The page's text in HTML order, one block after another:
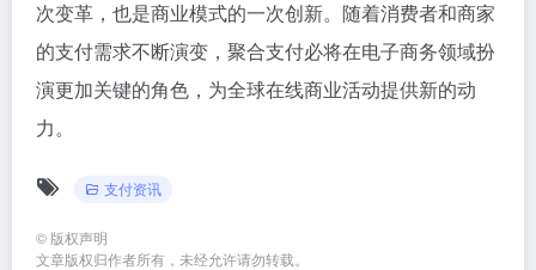
次变革，也是商业模式的一次创新。随着消费者和商家
的支付需求不断演变，聚合支付必将在电子商务领域扮
演更加关键的角色，为全球在线商业活动提供新的动
力。
支付资讯
© 版权声明
文章版权归作者所有，未经允许请勿转载。